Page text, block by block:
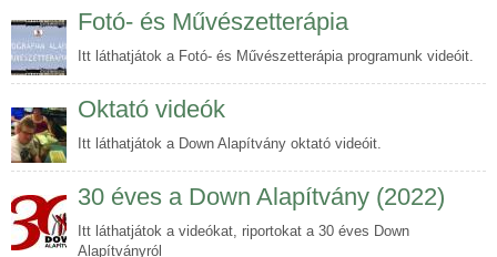
Fotó- és Művészetterápia
Itt láthatjátok a Fotó- és Művészetterápia programunk videóit.
Oktató videók
Itt láthatjátok a Down Alapítvány oktató videóit.
30 éves a Down Alapítvány (2022)
Itt láthatjátok a videókat, riportokat a 30 éves Down
Alapítványról